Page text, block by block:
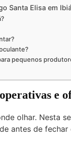
Santa Elisa em
pequenos
e
olhar. Nesta
antes de fechar